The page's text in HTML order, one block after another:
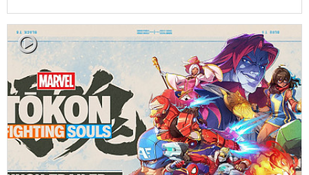
판[제2차 슈퍼로봇대전Z 파계편]은 2011년 PSP로 발매되었으며, 2012년
에 발매되었던 [제2…